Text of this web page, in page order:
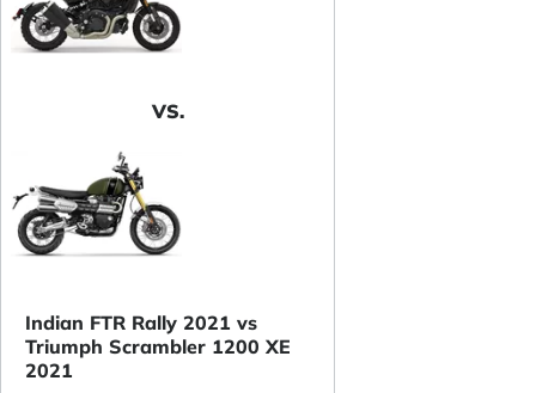
VS.
Indian FTR Rally 2021 vs
Triumph Scrambler 1200 XE
2021